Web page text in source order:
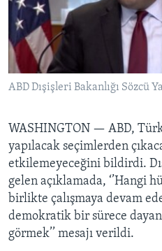
HAYATTAN
SANAT
BIZI TAKIP EDIN
Diller
ABD Dışişleri Bakanlığı Sözcü
WASHINGTON — ABD,
yapılacak seçimlerden
etkilemeyeceğini bildirdi.
gelen açıklamada, ‘’Hangi
birlikte çalışmaya devam
demokratik bir sürece
görmek’’ mesajı verildi.